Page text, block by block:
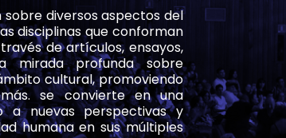
sobre diversos aspectos del
disciplinas que conforman
de artículos, ensayos,
mirada profunda sobre
cultural, promoviendo
se convierte en una
a nuevas perspectivas y
humana en sus múltiples